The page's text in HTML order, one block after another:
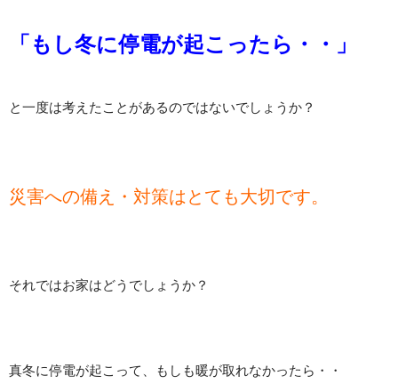
「もし冬に停電が起こったら・・」
と一度は考えたことがあるのではないでしょうか？
災害への備え・対策はとても大切です。
それではお家はどうでしょうか？
真冬に停電が起こって、もしも暖が取れなかったら・・